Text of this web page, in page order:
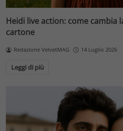
Heidi live action: come cambia
cartone
Redazione VelvetMAG 14 Luglio 2026
Leggi di più